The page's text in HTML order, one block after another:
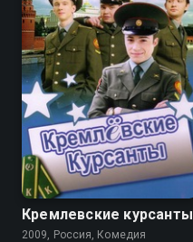
5.9
Кремлевские курсанты
2009, Россия, Комедия